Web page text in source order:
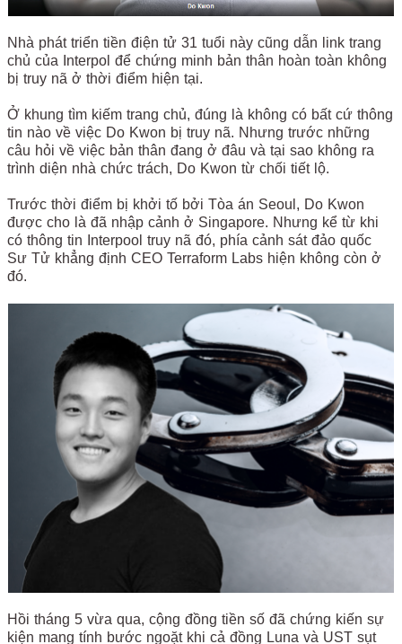
Nhà phát triển tiền điện tử 31 tuổi này cũng dẫn link trang
chủ của Interpol để chứng minh bản thân hoàn toàn không
bị truy nã ở thời điểm hiện tại.
Ở khung tìm kiếm trang chủ, đúng là không có bất cứ thông
tin nào về việc Do Kwon bị truy nã. Nhưng trước những
câu hỏi về việc bản thân đang ở đâu và tại sao không ra
trình diện nhà chức trách, Do Kwon từ chối tiết lộ.
Trước thời điểm bị khởi tố bởi Tòa án Seoul, Do Kwon
được cho là đã nhập cảnh ở Singapore. Nhưng kể từ khi
có thông tin Interpool truy nã đó, phía cảnh sát đảo quốc
Sư Tử khẳng định CEO Terraform Labs hiện không còn ở
đó.
Hồi tháng 5 vừa qua, cộng đồng tiền số đã chứng kiến sự
kiện mang tính bước ngoặt khi cả đồng Luna và UST sụt